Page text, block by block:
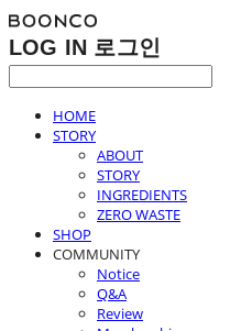
LOG IN 로그인
HOME
STORY
ABOUT
STORY
INGREDIENTS
ZERO WASTE
SHOP
COMMUNITY
Notice
Q&A
Review